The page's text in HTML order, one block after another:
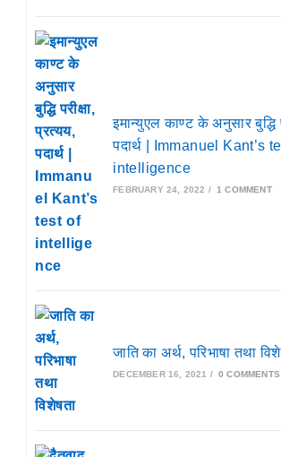
इमान्युएल काण्ट के अनुसार बुद्धि
पदार्थ | Immanuel Kant’s
intelligence
FEBRUARY 24, 2022 / 1 COMMENT
जाति का अर्थ, परिभाषा तथा
DECEMBER 16, 2021 / 0 COMMENTS